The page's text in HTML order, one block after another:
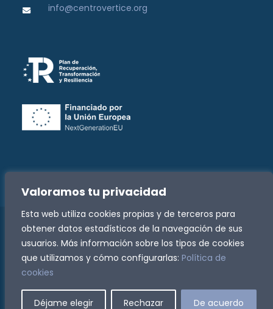
Valoramos tu privacidad
Esta web utiliza cookies propias y de terceros para
obtener datos estadísticos de la navegación de sus
usuarios. Más información sobre los tipos de cookies
que utilizamos y cómo configurarlas: Política de
cookies
Déjame elegir Rechazar De acuerdo
info@centrovertice.org
Copyright -2026 Fundación José Luis Zazurca | Todos
los derechos reservados
Política de Privacidad |Política de Cookies|
FacebookInstagram